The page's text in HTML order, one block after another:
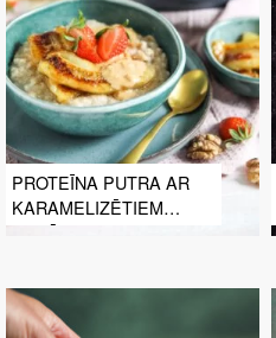
PROTEĪNA PUTRA AR
KARAMELIZĒTIEM
BANĀNIEM